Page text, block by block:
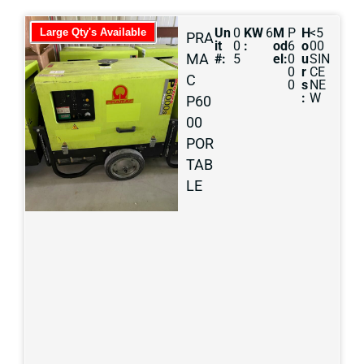
Large Qty's Available
PRA
MA
C
P60
00
POR
TAB
LE
Un
it
#:
0
0
5
KW
:
6M
od
el:
P
6
0
0
0
H
o
u
r
s
:
<5
00
SIN
CE
NE
W